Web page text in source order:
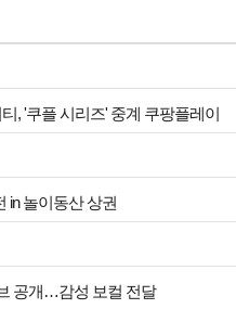
, '쿠플 시리즈' 중계 쿠팡플레이
in 놀이동산 상권
공개…감성 보컬 전달